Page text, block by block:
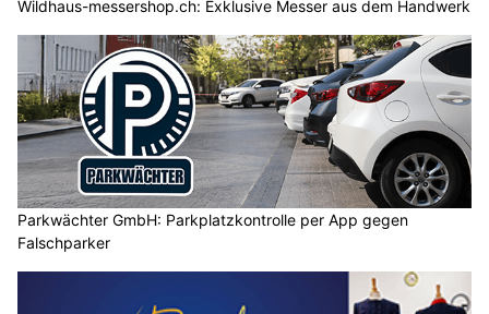
Wildhaus-messershop.ch: Exklusive Messer aus dem Handwerk
Parkwächter GmbH: Parkplatzkontrolle per App gegen
Falschparker